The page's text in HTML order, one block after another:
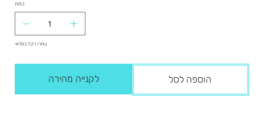
כמות
נותרו רק 1 במלאי
הוספה לסל לקנייה מהירה